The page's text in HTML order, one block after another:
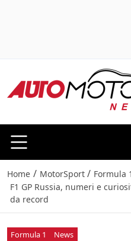
Home / MotorSport / Formula 1
F1 GP Russia, numeri e
da record
Formula 1 News